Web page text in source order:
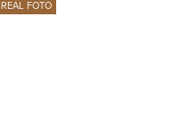
REAL FOTO